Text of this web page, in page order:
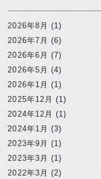
2026年8月 (1)
2026年7月 (6)
2026年6月 (7)
2026年5月 (4)
2026年1月 (1)
2025年12月 (1)
2024年12月 (1)
2024年1月 (3)
2023年9月 (1)
2023年3月 (1)
2022年3月 (2)